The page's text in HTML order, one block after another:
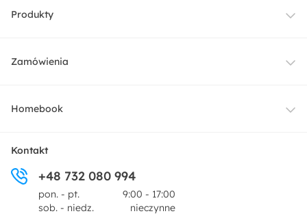
Produkty
Meble
Dekoracje i akcesoria
Zamówienia
Dostawa
Zwroty
Pytania i odpowiedzi
Homebook
O nas
Centrum prasowe
Kontakt
+48 732 080 994
pon. - pt.
9:00 - 17:00
sob. - niedz.
nieczynne